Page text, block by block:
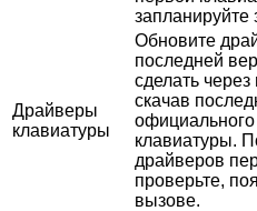
запланируйте
Драйверы
клавиатуры
Обновите
последней
сделать
скачав
официального
клавиатуры.
драйверов
проверьте,
вызове.